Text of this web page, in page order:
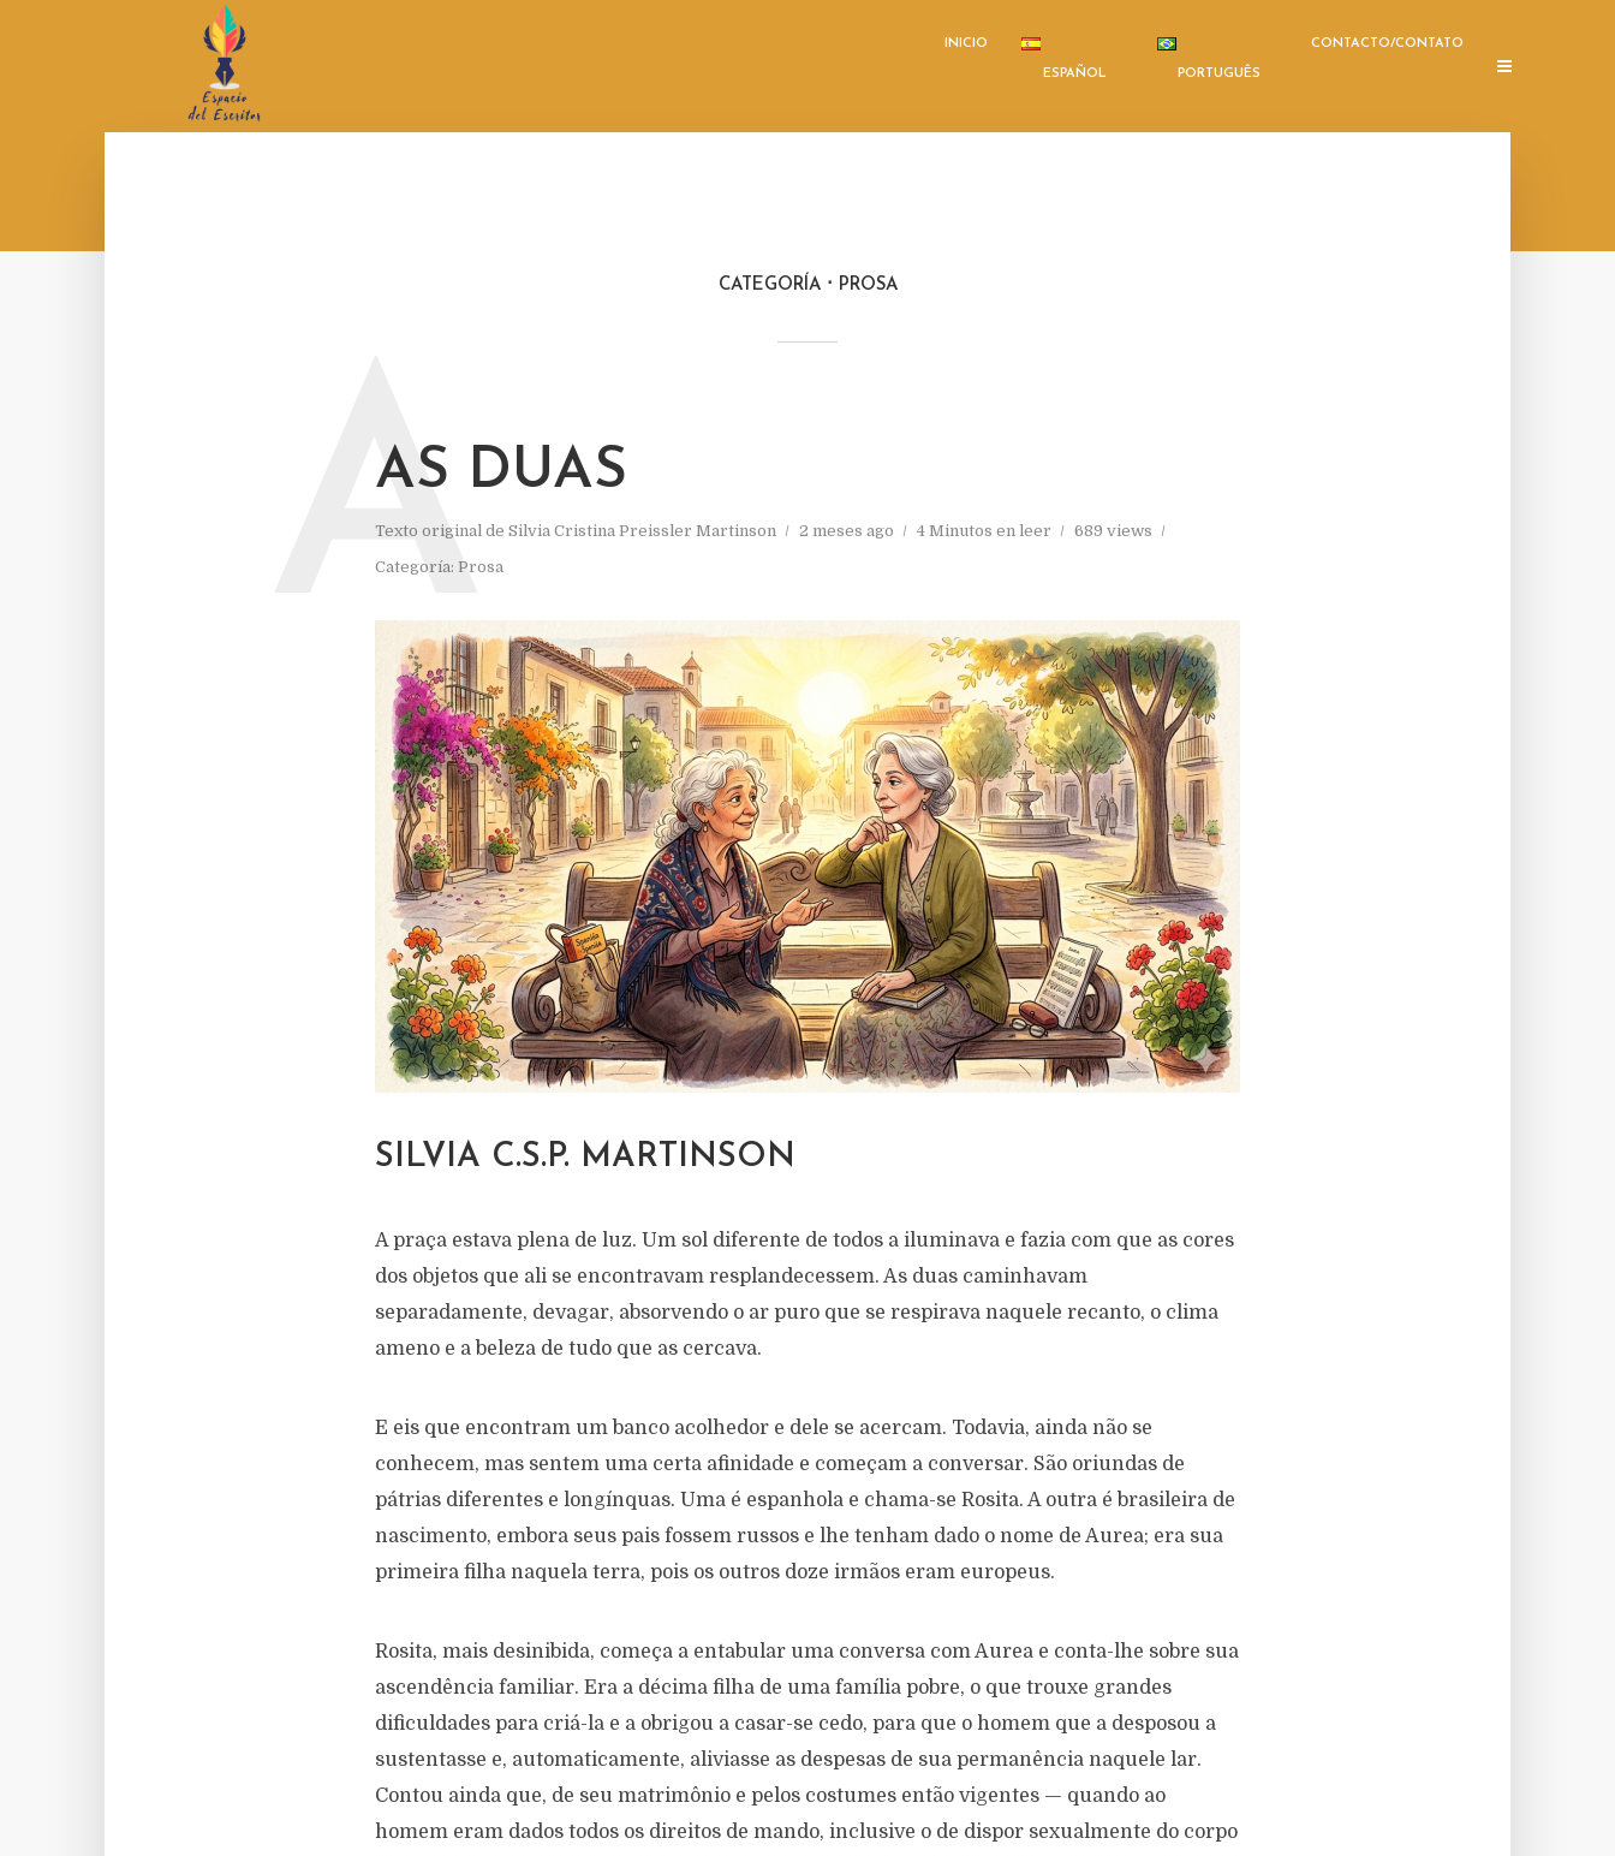
INICIO
ESPAÑOL PORTUGUÊS
CONTACTO/CONTATO
CATEGORÍA PROSA
AS DUAS
Texto original de Silvia Cristina Preissler Martinson 2 meses ago 4 Minutos en leer
689 views
Categoría: Prosa
A
SILVIA C.S.P. MARTINSON
A praça estava plena de luz. Um sol diferente de todos a iluminava e fazia com que as cores
dos objetos que ali se encontravam resplandecessem. As duas caminhavam
separadamente, devagar, absorvendo o ar puro que se respirava naquele recanto, o clima
ameno e a beleza de tudo que as cercava.
E eis que encontram um banco acolhedor e dele se acercam. Todavia, ainda não se
conhecem, mas sentem uma certa afinidade e começam a conversar. São oriundas de
pátrias diferentes e longínquas. Uma é espanhola e chama-se Rosita. A outra é brasileira de
nascimento, embora seus pais fossem russos e lhe tenham dado o nome de Aurea; era sua
primeira filha naquela terra, pois os outros doze irmãos eram europeus.
Rosita, mais desinibida, começa a entabular uma conversa com Aurea e conta-lhe sobre sua
ascendência familiar. Era a décima filha de uma família pobre, o que trouxe grandes
dificuldades para criá-la e a obrigou a casar-se cedo, para que o homem que a desposou a
sustentasse e, automaticamente, aliviasse as despesas de sua permanência naquele lar.
Contou ainda que, de seu matrimônio e pelos costumes então vigentes — quando ao
homem eram dados todos os direitos de mando, inclusive o de dispor sexualmente do corpo